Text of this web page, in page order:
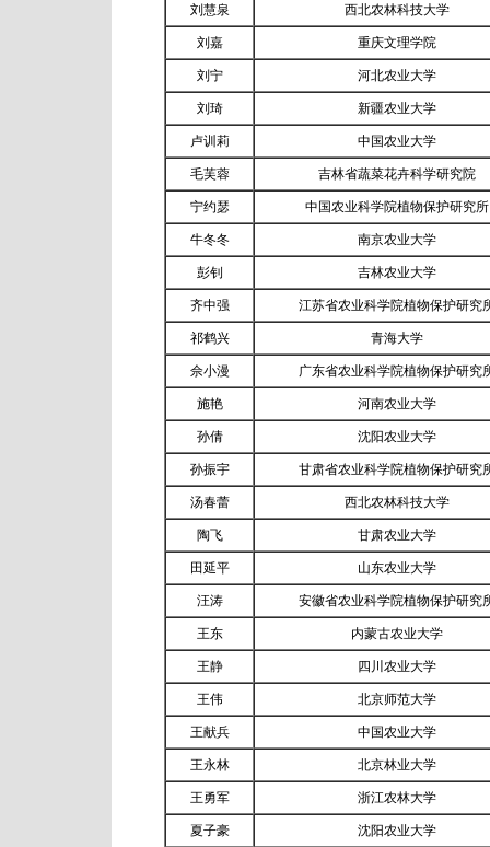
刘慧泉 西北农林科技大学
刘嘉 重庆文理学院
刘宁 河北农业大学
刘琦 新疆农业大学
卢训莉 中国农业大学
毛芙蓉 吉林省蔬菜花卉科学研究院
宁约瑟 中国农业科学院植物保护研究所
牛冬冬 南京农业大学
彭钊 吉林农业大学
齐中强 江苏省农业科学院植物保护研究
祁鹤兴 青海大学
佘小漫 广东省农业科学院植物保护研究
施艳 河南农业大学
孙倩 沈阳农业大学
孙振宇 甘肃省农业科学院植物保护研究
汤春蕾 西北农林科技大学
陶飞 甘肃农业大学
田延平 山东农业大学
汪涛 安徽省农业科学院植物保护研究
王东 内蒙古农业大学
王静 四川农业大学
王伟 北京师范大学
王献兵 中国农业大学
王永林 北京林业大学
王勇军 浙江农林大学
夏子豪 沈阳农业大学